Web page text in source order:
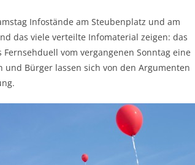
Infostände am Steubenplatz und am
das viele verteilte Infomaterial zeigen: das
vom vergangenen Sonntag eine
Bürger lassen sich von den Argumenten